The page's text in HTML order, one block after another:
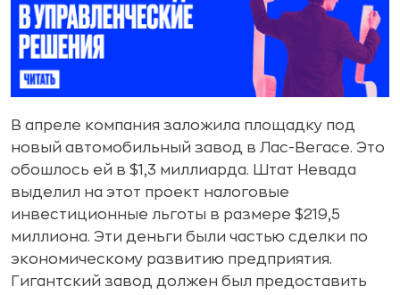
В апреле компания заложила площадку под
новый автомобильный завод в Лас-Вегасе. Это
обошлось ей в $1,3 миллиарда. Штат Невада
выделил на этот проект налоговые
инвестиционные льготы в размере $219,5
миллиона. Эти деньги были частью сделки по
экономическому развитию предприятия.
Гигантский завод должен был предоставить